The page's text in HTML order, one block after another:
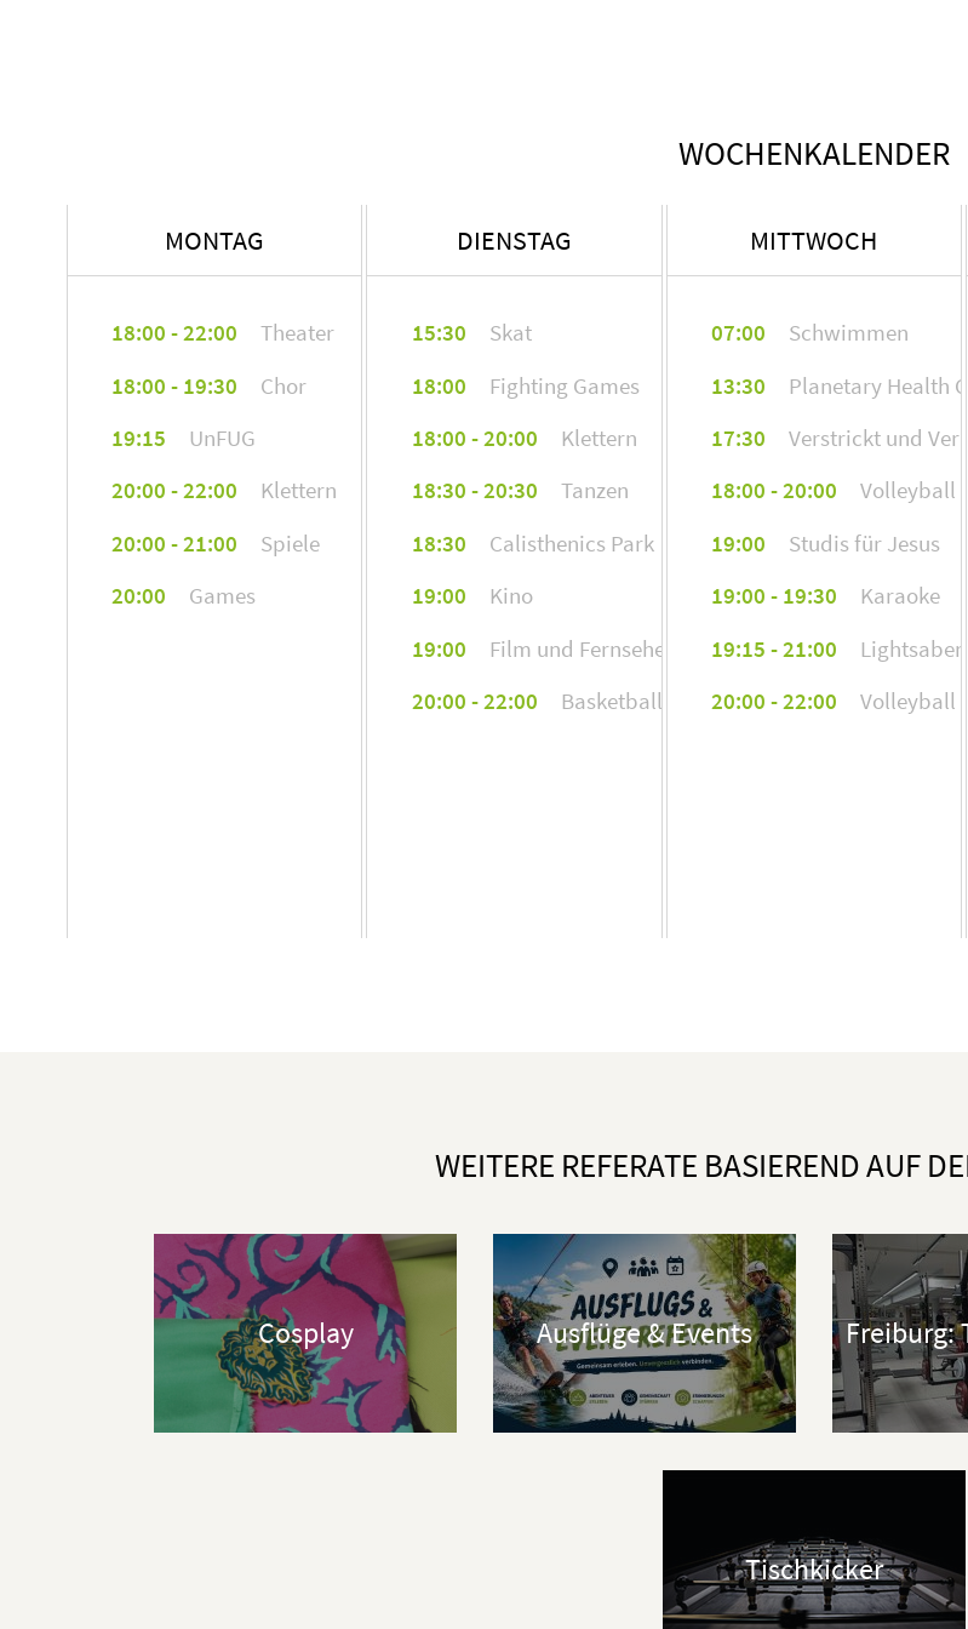
WOCHENKALENDER
MONTAG
18:00 - 22:00
Theater
18:00 - 19:30
Chor
19:15
UnFUG
20:00 - 22:00
Klettern
20:00 - 21:00
Spiele
20:00
Games
DIENSTAG
15:30
Skat
18:00
Fighting Games
18:00 - 20:00
Klettern
18:30 - 20:30
Tanzen
18:30
Calisthenics Park
19:00
Kino
19:00
Film und Fernsehen
20:00 - 22:00
Basketball
MITTWOCH
07:00
Schwimmen
13:30
Planetary Health
17:30
Verstrickt und
18:00 - 20:00
Volleyball
19:00
Studis für Jesus
19:00 - 19:30
Karaoke
19:15 - 21:00
20:00 - 22:00
Volleyball
WEITERE REFERATE BASIEREND AUF
Cosplay Ausflüge & Events Freiburg:
Tischkicker